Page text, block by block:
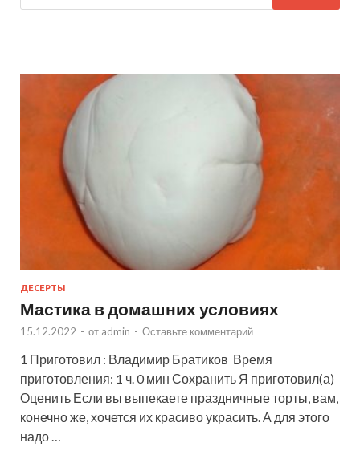
ДЕСЕРТЫ
Мастика в домашних условиях
15.12.2022 - от admin - Оставьте комментарий
1 Приготовил : Владимир Братиков Время
приготовления: 1 ч. 0 мин Сохранить Я приготовил(а)
Оценить Если вы выпекаете праздничные торты, вам,
конечно же, хочется их красиво украсить. А для этого
надо …